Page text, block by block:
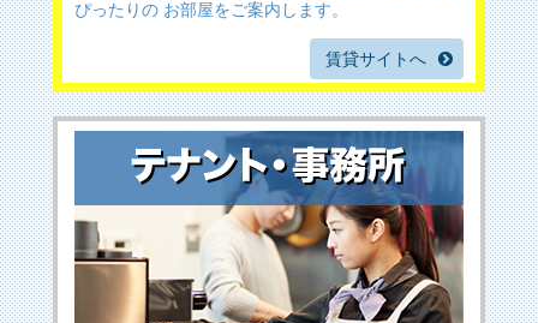
ぴったりの お部屋をご案内します。
賃貸サイトへ